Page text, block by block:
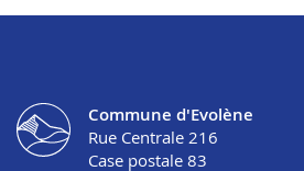
Commune d'Evolène
Rue Centrale 216
Case postale 83